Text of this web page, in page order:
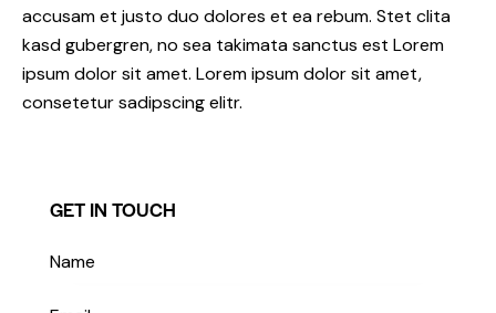
accusam et justo duo dolores et ea rebum. Stet clita
kasd gubergren, no sea takimata sanctus est Lorem
ipsum dolor sit amet. Lorem ipsum dolor sit amet,
consetetur sadipscing elitr.
GET IN TOUCH